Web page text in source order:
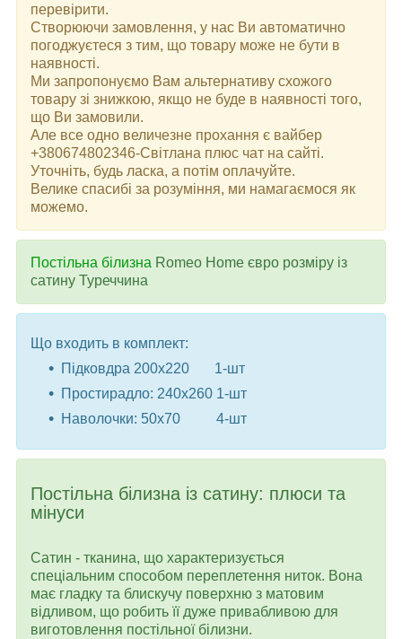
перевірити.
Створюючи замовлення, у нас Ви автоматично
погоджуєтеся з тим, що товару може не бути в
наявності.
Ми запропонуємо Вам альтернативу схожого
товару зі знижкою, якщо не буде в наявності того,
що Ви замовили.
Але все одно величезне прохання є вайбер
+380674802346-Світлана плюс чат на сайті.
Уточніть, будь ласка, а потім оплачуйте.
Велике спасибі за розуміння, ми намагаємося як
можемо.
Постільна білизна Romeo Home євро розміру із
сатину Туреччина
Що входить в комплект:
Підковдра 200x220 1-шт
Простирадло: 240x260 1-шт
Наволочки: 50x70 4-шт
Постільна білизна із сатину: плюси та
мінуси
Сатин - тканина, що характеризується
спеціальним способом переплетення ниток. Вона
має гладку та блискучу поверхню з матовим
відливом, що робить її дуже привабливою для
виготовлення постільної білизни.